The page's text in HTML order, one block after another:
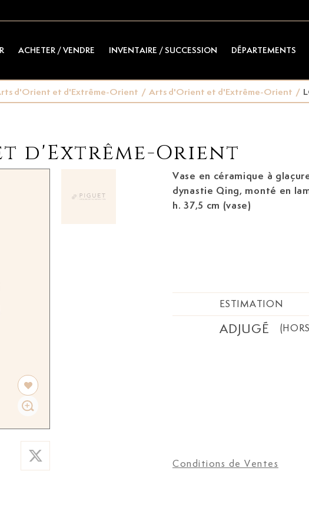
ACHETER / VENDRE INVENTAIRE / SUCCESSION DÉPARTEMENTS
d'Orient et d'Extrême-Orient / Arts d'Orient et d'Extrême-Orient /
d'Extrême-Orient
Vase en céramique à
dynastie Qing,
h. 37,5 cm (vase)
ESTIMATION
ADJUGÉ
Conditions de Ventes